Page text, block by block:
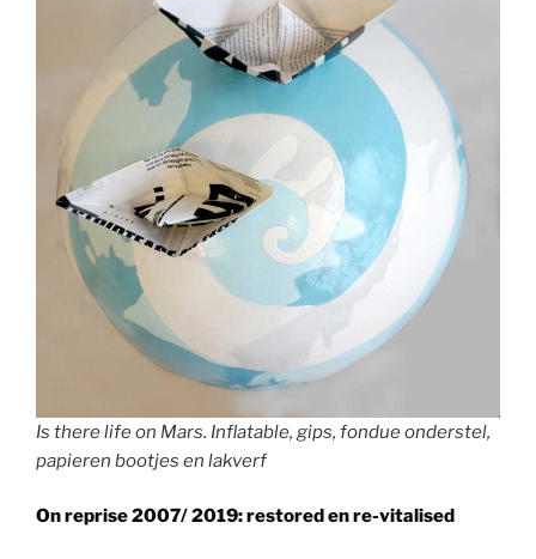
Is there life on Mars. Inflatable, gips, fondue onderstel,
papieren bootjes en lakverf
On reprise 2007/ 2019: restored en re-vitalised